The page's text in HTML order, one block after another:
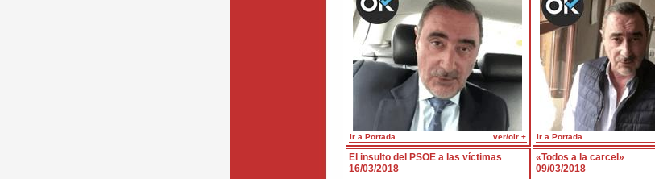
ir a Portada ver/oir + ir a Portada
El insulto del PSOE a las víctimas
16/03/2018
«Todos a la carcel»
09/03/2018